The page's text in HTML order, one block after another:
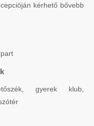
kérhető bővebb
gyerek klub,